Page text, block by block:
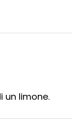
un limone.